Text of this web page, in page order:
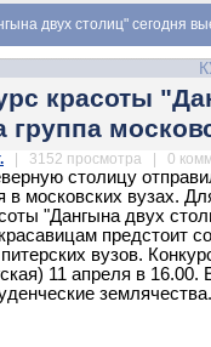
двух столиц" сегодня
красоты
группа
| 3152 просмотра | 0
столицу
московских вузах.
"Дангына двух
предстоит
вузов.
11 апреля в 16.00.
землячества.